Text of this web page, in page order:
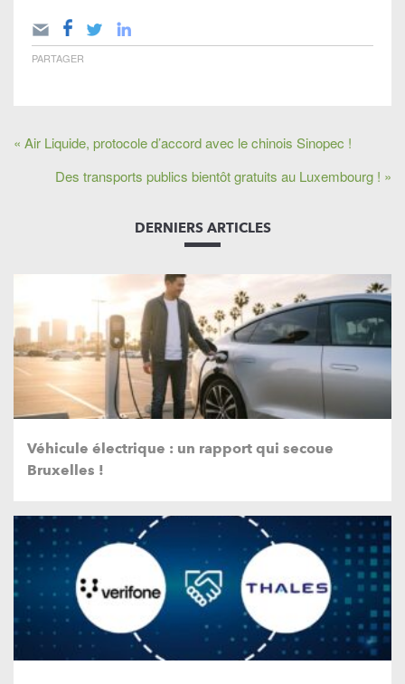
PARTAGER
« Air Liquide, protocole d’accord avec le chinois Sinopec !
Des transports publics bientôt gratuits au Luxembourg ! »
DERNIERS ARTICLES
Véhicule électrique : un rapport qui secoue
Bruxelles !